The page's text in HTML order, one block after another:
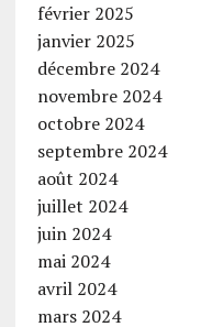
février 2025
janvier 2025
décembre 2024
novembre 2024
octobre 2024
septembre 2024
août 2024
juillet 2024
juin 2024
mai 2024
avril 2024
mars 2024